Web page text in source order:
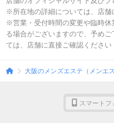
※所在地の詳細については、店舗
※営業・受付時間の変更や臨時休
る場合がございますので、予め
ては、店舗に直接ご確認ください
大阪のメンズエステ（メンエス
スマートフ